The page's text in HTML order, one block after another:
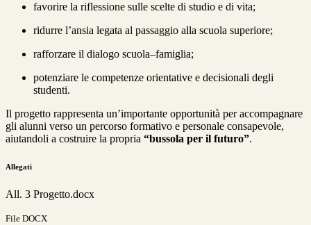
favorire la riflessione sulle scelte di studio e di vita;
ridurre l’ansia legata al passaggio alla scuola superiore;
rafforzare il dialogo scuola–famiglia;
potenziare le competenze orientative e decisionali degli
studenti.
Il progetto rappresenta un’importante opportunità per accompagnare
gli alunni verso un percorso formativo e personale consapevole,
aiutandoli a costruire la propria “bussola per il futuro”.
Allegati
All. 3 Progetto.docx
File DOCX